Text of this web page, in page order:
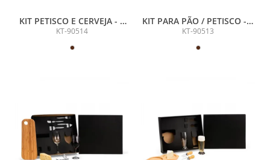
KIT PETISCO E CERVEJA - 4
PÇS
KT-90514
KIT PARA PÃO / PETISCO - 6
PÇS
KT-90513